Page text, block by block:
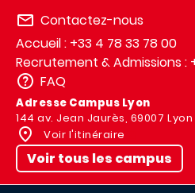
Contactez-nous
Accueil : +33 4 78 33 78 00
Recrutement & Admissions :
FAQ
Adresse Campus Lyon
144 av. Jean Jaurès, 69007 Lyon
Voir l'itinéraire
Voir tous les campus